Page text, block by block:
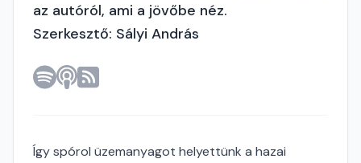
az autóról, ami a jövőbe néz.
Szerkesztő: Sályi András
Így spórol üzemanyagot helyettünk a hazai